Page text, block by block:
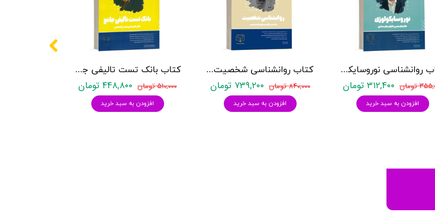
کتاب بانک تست تالیفی جامع روان آموز
۵۱۰,۰۰۰ تومان ۴۴۸,۸۰۰ تومان
افزودن به سبد خرید
کتاب روانشناسی شخصیت نشر روان آموز زهرا ساعدی
۸۴۰,۰۰۰ تومان ۷۳۹,۲۰۰ تومان
افزودن به سبد خرید
کتاب روانشناسی نوروسایکولوژی نشر روان آموز حمیده نامداری
تومان ۳۱۲,۴۰۰ تومان
افزودن به سبد خرید